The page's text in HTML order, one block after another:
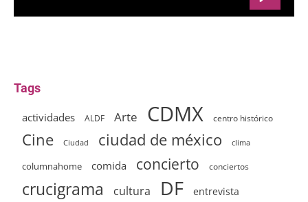
Tags
actividades ALDF Arte CDMX centro histórico
Cine Ciudad ciudad de méxico clima
columnahome comida concierto conciertos
crucigrama cultura DF entrevista